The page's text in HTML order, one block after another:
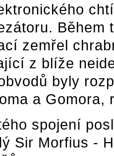
Během
zemřel
z blíže
byly
a
spojení
Sir Morfius -